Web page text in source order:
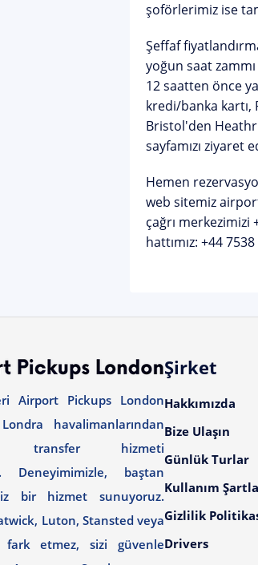
şoförlerimiz ise
Şeffaf
yoğun saat zammı
12 saatten önce
kredi/banka kartı,
Bristol'den
sayfamızı ziyaret
Hemen
web sitemiz
çağrı merkezimizi
hattımız: +44
Airport Pickups London
havalimanlarından
transfer hizmeti
Deneyimimizle, baştan
bir hizmet sunuyoruz.
Luton, Stansted veya
etmez, sizi güvenle
Şirket
Hakkımızda
Bize Ulaşın
Günlük Turlar
Kullanım
Gizlilik
Drivers